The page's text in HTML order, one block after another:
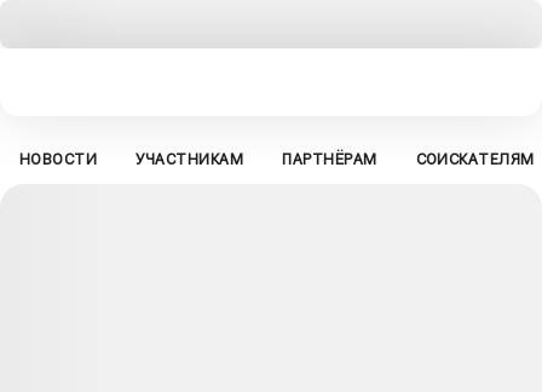
НОВОСТИ УЧАСТНИКАМ ПАРТНЁРАМ СОИСКАТЕЛЯМ